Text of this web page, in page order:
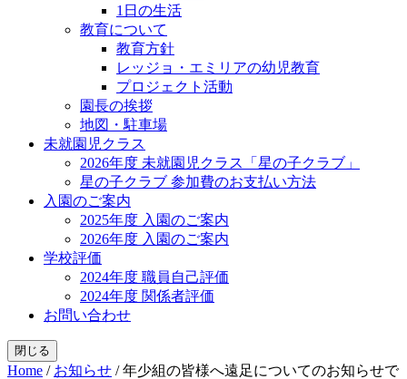
1日の生活
教育について
教育方針
レッジョ・エミリアの幼児教育
プロジェクト活動
園長の挨拶
地図・駐車場
未就園児クラス
2026年度 未就園児クラス「星の子クラブ」
星の子クラブ 参加費のお支払い方法
入園のご案内
2025年度 入園のご案内
2026年度 入園のご案内
学校評価
2024年度 職員自己評価
2024年度 関係者評価
お問い合わせ
閉じる
Home / お知らせ /年少組の皆様へ遠足についてのお知らせで